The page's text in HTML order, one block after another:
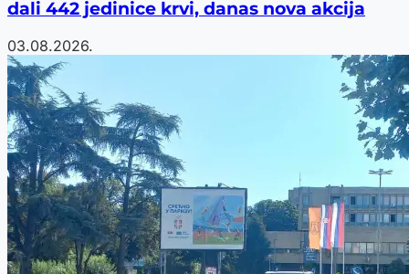
dali 442 jedinice krvi, danas nova akcija
03.08.2026.